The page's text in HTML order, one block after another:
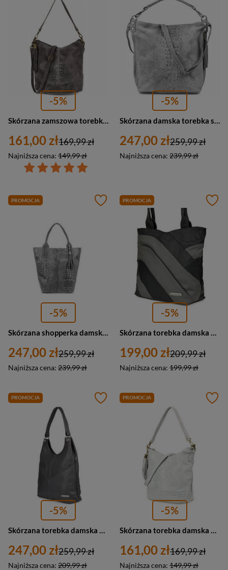
-5%
161,00 zł
Najniższa cena: 149,99 zł
169,99 zł
-5%
247,00 zł
Najniższa cena: 239,99 zł
259,99 zł
PROMOCJA
-5%
Skórzana shopperka damska z saszetka szara croco - Vera Pelle L94
247,00 zł
Najniższa cena: 239,99 zł
259,99 zł
PROMOCJA
-5%
Skórzana torebka damska na ramię czarno-szara Beltimore L38
199,00 zł
Najniższa cena: 199,99 zł
209,99 zł
PROMOCJA
-5%
247,00 zł
Najniższa cena: 209,99 zł
259,99 zł
PROMOCJA
-5%
161,00 zł
Najniższa cena: 149,99 zł
169,99 zł